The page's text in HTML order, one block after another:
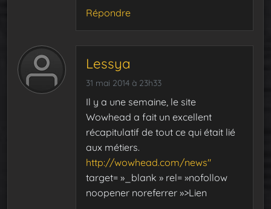
Répondre
Lessya
31 mai 2014 à 23h33
Il y a une semaine, le site
Wowhead a fait un excellent
récapitulatif de tout ce qui était lié
aux métiers.
http://wowhead.com/news"
target= »_blank » rel= »nofollow
noopener noreferrer »>Lien